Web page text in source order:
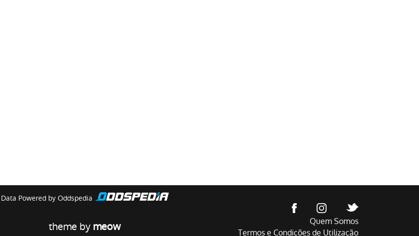
Data Powered by Oddspedia
theme by meow
Quem Somos
Termos e Condições de Utilização